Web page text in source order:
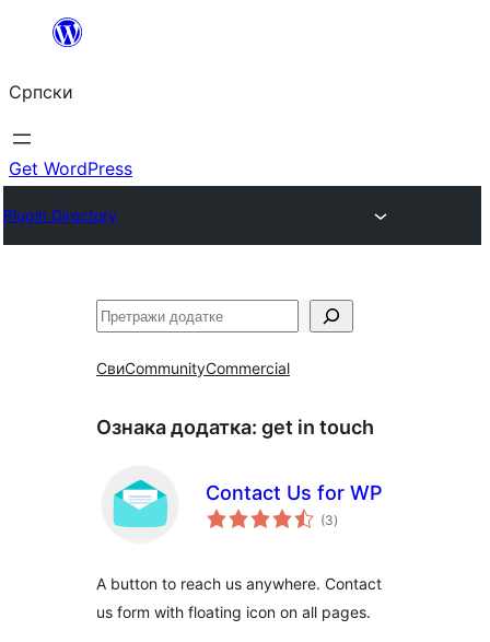
Скочи
садржај
Српски
Get WordPress
Plugin Directory
Претрага
СвиCommunityCommercial
Ознака додатка: get in touch
Contact Us for WP
(3укупних
оцена
)
A button to reach us anywhere. Contact
us form with floating icon on all pages.